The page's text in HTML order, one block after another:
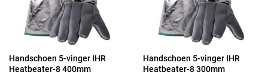
Handschoen 5-vinger IHR
Heatbeater-8 400mm
Handschoen 5-vinger IHR
Heatbeater-8 300mm